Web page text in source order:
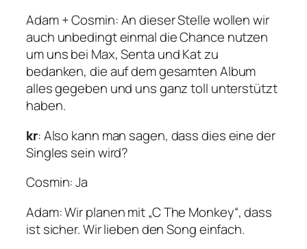
Adam + Cosmin: An dieser Stelle wollen wir
auch unbedingt einmal die Chance nutzen
um uns bei Max, Senta und Kat zu
bedanken, die auf dem gesamten Album
alles gegeben und uns ganz toll unterstützt
haben.
kr: Also kann man sagen, dass dies eine der
Singles sein wird?
Cosmin: Ja
Adam: Wir planen mit „C The Monkey“, dass
ist sicher. Wir lieben den Song einfach.